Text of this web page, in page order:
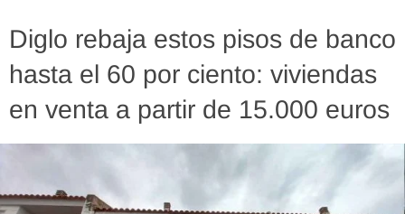
Diglo rebaja estos pisos de banco
hasta el 60 por ciento: viviendas
en venta a partir de 15.000 euros